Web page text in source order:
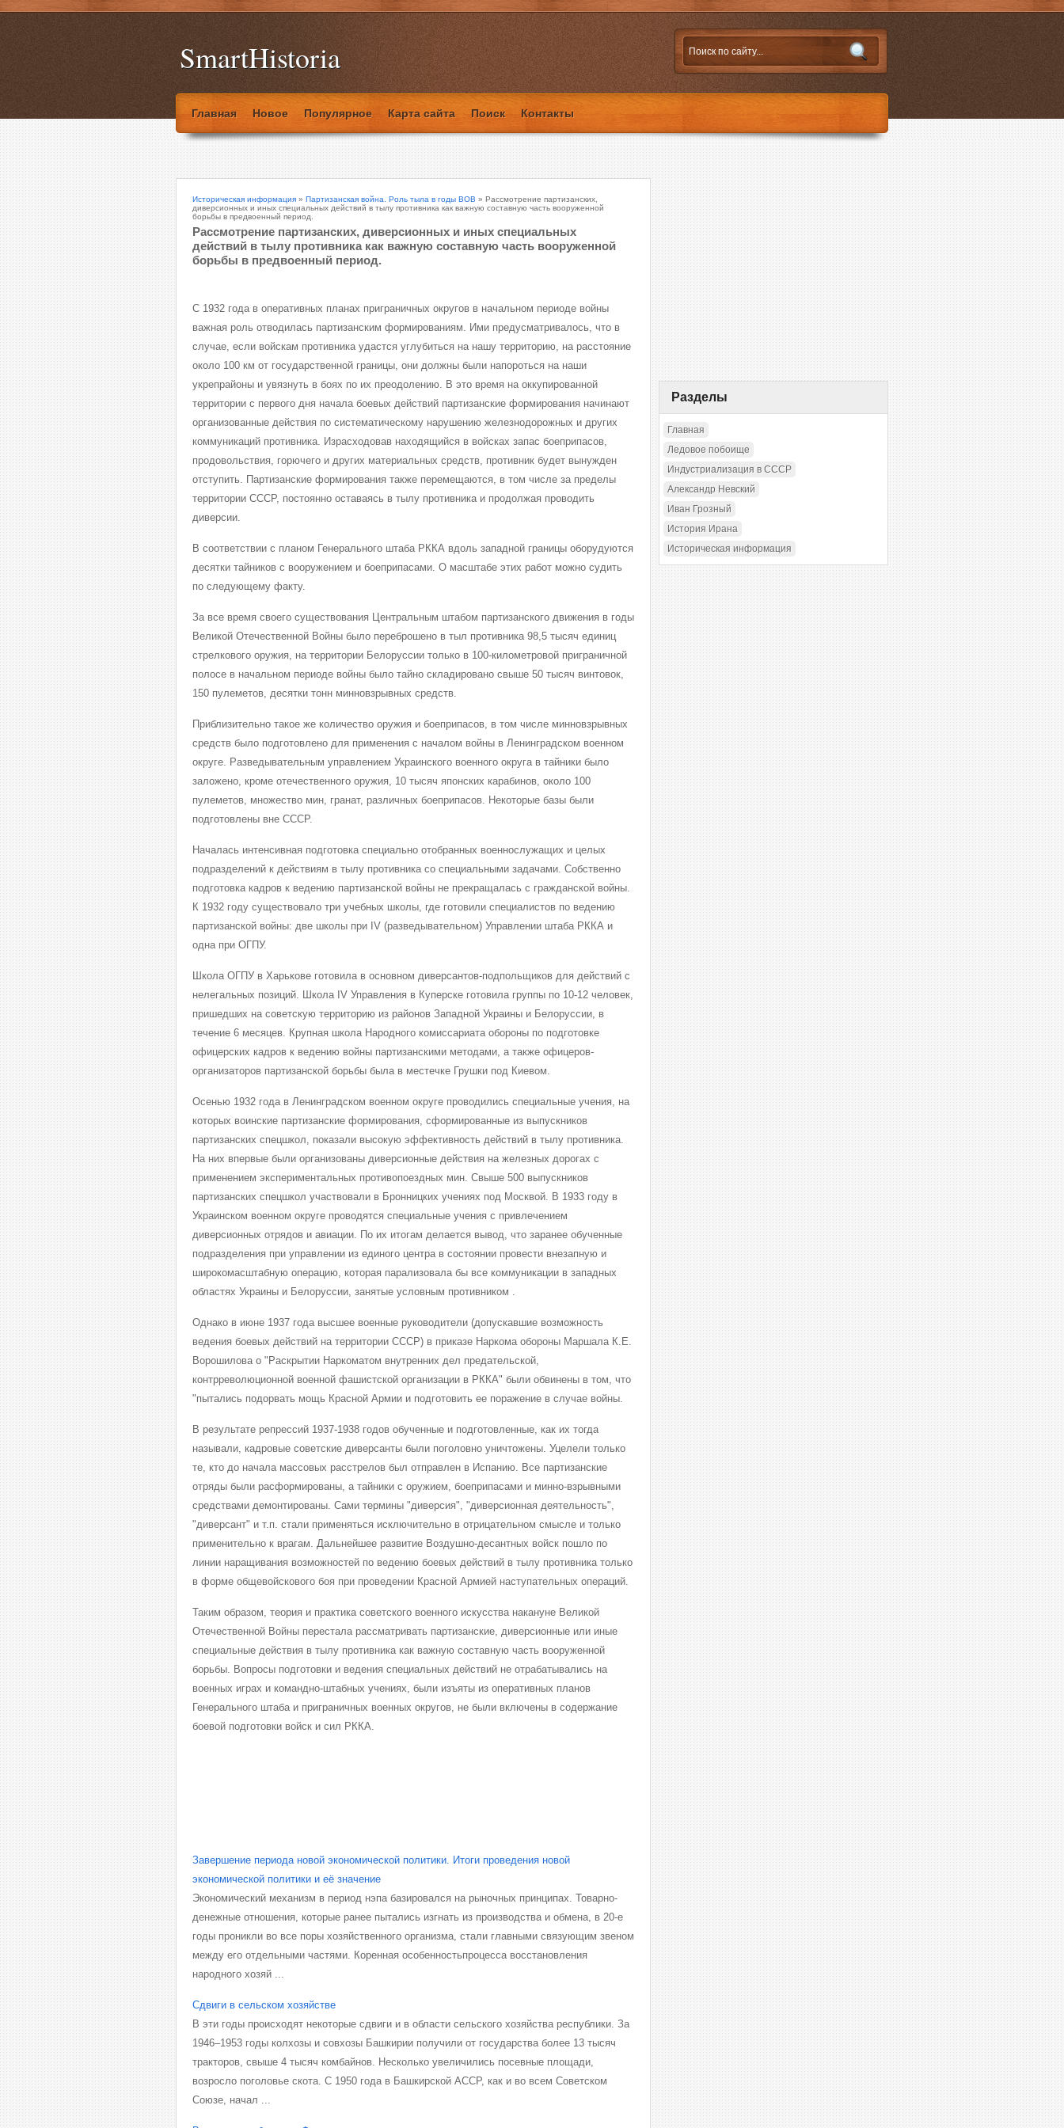
SmartHistoria
Главная Новое Популярное Карта сайта Поиск Контакты
Историческая информация » Партизанская война. Роль тыла в годы ВОВ » Рассмотрение партизанских,
диверсионных и иных специальных действий в тылу противника как важную составную часть вооруженной
борьбы в предвоенный период.
Рассмотрение партизанских, диверсионных и иных специальных
действий в тылу противника как важную составную часть вооруженной
борьбы в предвоенный период.
С 1932 года в оперативных планах приграничных округов в начальном периоде войны
важная роль отводилась партизанским формированиям. Ими предусматривалось, что в
случае, если войскам противника удастся углубиться на нашу территорию, на расстояние
около 100 км от государственной границы, они должны были напороться на наши
укрепрайоны и увязнуть в боях по их преодолению. В это время на оккупированной
территории с первого дня начала боевых действий партизанские формирования начинают
организованные действия по систематическому нарушению железнодорожных и других
коммуникаций противника. Израсходовав находящийся в войсках запас боеприпасов,
продовольствия, горючего и других материальных средств, противник будет вынужден
отступить. Партизанские формирования также перемещаются, в том числе за пределы
территории СССР, постоянно оставаясь в тылу противника и продолжая проводить
диверсии.
В соответствии с планом Генерального штаба РККА вдоль западной границы оборудуются
десятки тайников с вооружением и боеприпасами. О масштабе этих работ можно судить
по следующему факту.
За все время своего существования Центральным штабом партизанского движения в годы
Великой Отечественной Войны было переброшено в тыл противника 98,5 тысяч единиц
стрелкового оружия, на территории Белоруссии только в 100-километровой приграничной
полосе в начальном периоде войны было тайно складировано свыше 50 тысяч винтовок,
150 пулеметов, десятки тонн минновзрывных средств.
Приблизительно такое же количество оружия и боеприпасов, в том числе минновзрывных
средств было подготовлено для применения с началом войны в Ленинградском военном
округе. Разведывательным управлением Украинского военного округа в тайники было
заложено, кроме отечественного оружия, 10 тысяч японских карабинов, около 100
пулеметов, множество мин, гранат, различных боеприпасов. Некоторые базы были
подготовлены вне СССР.
Началась интенсивная подготовка специально отобранных военнослужащих и целых
подразделений к действиям в тылу противника со специальными задачами. Собственно
подготовка кадров к ведению партизанской войны не прекращалась с гражданской войны.
К 1932 году существовало три учебных школы, где готовили специалистов по ведению
партизанской войны: две школы при IV (разведывательном) Управлении штаба РККА и
одна при ОГПУ.
Школа ОГПУ в Харькове готовила в основном диверсантов-подпольщиков для действий с
нелегальных позиций. Школа IV Управления в Куперске готовила группы по 10-12 человек,
пришедших на советскую территорию из районов Западной Украины и Белоруссии, в
течение 6 месяцев. Крупная школа Народного комиссариата обороны по подготовке
офицерских кадров к ведению войны партизанскими методами, а также офицеров-
организаторов партизанской борьбы была в местечке Грушки под Киевом.
Осенью 1932 года в Ленинградском военном округе проводились специальные учения, на
которых воинские партизанские формирования, сформированные из выпускников
партизанских спецшкол, показали высокую эффективность действий в тылу противника.
На них впервые были организованы диверсионные действия на железных дорогах с
применением экспериментальных противопоездных мин. Свыше 500 выпускников
партизанских спецшкол участвовали в Бронницких учениях под Москвой. В 1933 году в
Украинском военном округе проводятся специальные учения с привлечением
диверсионных отрядов и авиации. По их итогам делается вывод, что заранее обученные
подразделения при управлении из единого центра в состоянии провести внезапную и
широкомасштабную операцию, которая парализовала бы все коммуникации в западных
областях Украины и Белоруссии, занятые условным противником .
Однако в июне 1937 года высшее военные руководители (допускавшие возможность
ведения боевых действий на территории СССР) в приказе Наркома обороны Маршала К.Е.
Ворошилова о "Раскрытии Наркоматом внутренних дел предательской,
контрреволюционной военной фашистской организации в РККА" были обвинены в том, что
"пытались подорвать мощь Красной Армии и подготовить ее поражение в случае войны.
В результате репрессий 1937-1938 годов обученные и подготовленные, как их тогда
называли, кадровые советские диверсанты были поголовно уничтожены. Уцелели только
те, кто до начала массовых расстрелов был отправлен в Испанию. Все партизанские
отряды были расформированы, а тайники с оружием, боеприпасами и минно-взрывными
средствами демонтированы. Сами термины "диверсия", "диверсионная деятельность",
"диверсант" и т.п. стали применяться исключительно в отрицательном смысле и только
применительно к врагам. Дальнейшее развитие Воздушно-десантных войск пошло по
линии наращивания возможностей по ведению боевых действий в тылу противника только
в форме общевойскового боя при проведении Красной Армией наступательных операций.
Таким образом, теория и практика советского военного искусства накануне Великой
Отечественной Войны перестала рассматривать партизанские, диверсионные или иные
специальные действия в тылу противника как важную составную часть вооруженной
борьбы. Вопросы подготовки и ведения специальных действий не отрабатывались на
военных играх и командно-штабных учениях, были изъяты из оперативных планов
Генерального штаба и приграничных военных округов, не были включены в содержание
боевой подготовки войск и сил РККА.
Завершение периода новой экономической политики. Итоги проведения новой
экономической политики и её значение
Экономический механизм в период нэпа базировался на рыночных принципах. Товарно-
денежные отношения, которые ранее пытались изгнать из производства и обмена, в 20-е
годы проникли во все поры хозяйственного организма, стали главными связующим звеном
между его отдельными частями. Коренная особенностьпроцесса восстановления
народного хозяй ...
Сдвиги в сельском хозяйстве
В эти годы происходят некоторые сдвиги и в области сельского хозяйства республики. За
1946–1953 годы колхозы и совхозы Башкирии получили от государства более 13 тысяч
тракторов, свыше 4 тысяч комбайнов. Несколько увеличились посевные площади,
возросло поголовье скота. С 1950 года в Башкирской АССР, как и во всем Советском
Союзе, начал ...
Разделы
Главная
Ледовое побоище
Индустриализация в СССР
Александр Невский
Иван Грозный
История Ирана
Историческая информация